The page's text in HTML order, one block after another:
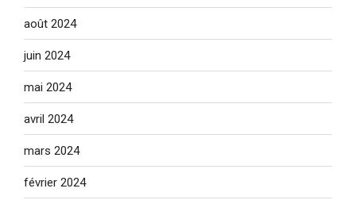
août 2024
juin 2024
mai 2024
avril 2024
mars 2024
février 2024